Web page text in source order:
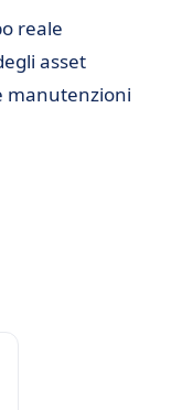
reale
asset
manutenzioni